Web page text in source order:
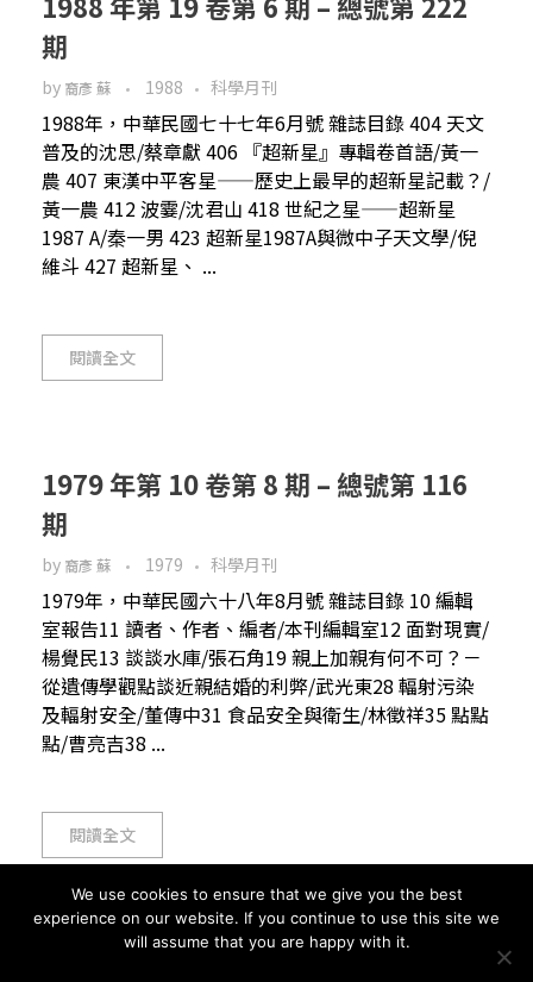
期
by 裔彥 蘇 1988 科學月刊
1988年，中華民國七十七年6月號 雜誌目錄 404 天文
普及的沈思/蔡章獻 406 『超新星』專輯卷首語/黃一
農 407 東漢中平客星——歷史上最早的超新星記載？/
黃一農 412 波霎/沈君山 418 世紀之星——超新星
1987 A/秦一男 423 超新星1987A與微中子天文學/倪
維斗 427 超新星、 ...
閱讀全文
1979 年第 10 卷第 8 期 – 總號第 116
期
by 裔彥 蘇 1979 科學月刊
1979年，中華民國六十八年8月號 雜誌目錄 10 編輯
室報告11 讀者、作者、編者/本刊編輯室12 面對現實/
楊覺民13 談談水庫/張石角19 親上加親有何不可？－
從遺傳學觀點談近親結婚的利弊/武光東28 輻射污染
及輻射安全/董傳中31 食品安全與衛生/林徵祥35 點點
點/曹亮吉38 ...
閱讀全文
We use cookies to ensure that we give you the best
experience on our website. If you continue to use this site we
will assume that you are happy with it.